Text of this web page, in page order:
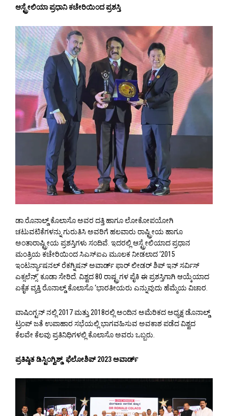
ಆಸ್ಟ್ರೇಲಿಯಾ ಪ್ರಧಾನಿ ಕಚೇರಿಯಿಂದ ಪ್ರಶಸ್ತಿ
ಡಾ.ರೊನಾಲ್ಡ್ ಕೊಲಾಸೊ ಅವರ ದತ್ತಿ ಹಾಗೂ ಲೋಕೋಪಯೋಗಿ
ಚಟುವಟಿಕೆಗಳನ್ನು ಗುರುತಿಸಿ ಅವರಿಗೆ ಹಲವಾರು ರಾಷ್ಟ್ರೀಯ ಹಾಗೂ
ಅಂತಾರಾಷ್ಟ್ರೀಯ ಪ್ರಶಸ್ತಿಗಳು ಸಂದಿವೆ. ಇದರಲ್ಲಿ ಆಸ್ಟ್ರೇಲಿಯಾದ ಪ್ರಧಾನ
ಮಂತ್ರಿಯ ಕಚೇರಿಯಿಂದ ಸಿಎಸ್ಐಎ ಮೂಲಕ ನೀಡಲಾದ ‘2015
ಇಂಟರ್ನ್ಯಾಷನಲ್ ರೆಕಗ್ನಿಷನ್ ಅವಾರ್ಡ್ ಫಾರ್ ಲೀಡರ್ ಶಿಪ್ ಇನ್ ಸರ್ವಿಸ್
ಎಕ್ಸಲೆನ್ಸ್’ ಕೂಡಾ ಸೇರಿದೆ. ವಿಶ್ವದ 80 ರಾಷ್ಟ್ರಗಳ ಪೈಕಿ ಈ ಪ್ರಶಸ್ತಿಗಾಗಿ ಆಯ್ಕೆಯಾದ
ಏಕೈಕ ವ್ಯಕ್ತಿ ರೊನಾಲ್ಡ್ ಕೊಲಾಸೊ ‘ಭಾರತೀಯರು ಎನ್ನುವುದು ಹೆಮ್ಮೆಯ ವಿಚಾರ.
ವಾಷಿಂಗ್ಟನ್ ನಲ್ಲಿ 2017 ಮತ್ತು 2018ರಲ್ಲಿ ಅಂದಿನ ಅಮೆರಿಕದ ಅಧ್ಯಕ್ಷ ಡೊನಾಲ್ಡ್
ಟ್ರಂಪ್ ಜತೆ ಉಪಾಹಾರ ಸಭೆಯಲ್ಲಿ ಭಾಗವಹಿಸುವ ಅವಕಾಶ ಪಡೆದ ವಿಶ್ವದ
ಕೆಲವೇ ಕೆಲವು ಪ್ರತಿನಿಧಿಗಳಲ್ಲಿ ಕೊಲಾಸೊ ಅವರು ಒಬ್ಬರು.
ಪ್ರತಿಷ್ಠಿತ ಡಿಸ್ಟಿಂಗ್ವಿಶ್ಡ್ ಫೆಲೋಶಿಪ್ 2023 ಅವಾರ್ಡ್